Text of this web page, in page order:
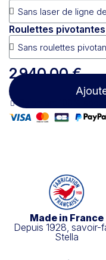
Roulettes pivotantes
2 940,00 €
Made in France
Depuis 1928, savoir-
Stella